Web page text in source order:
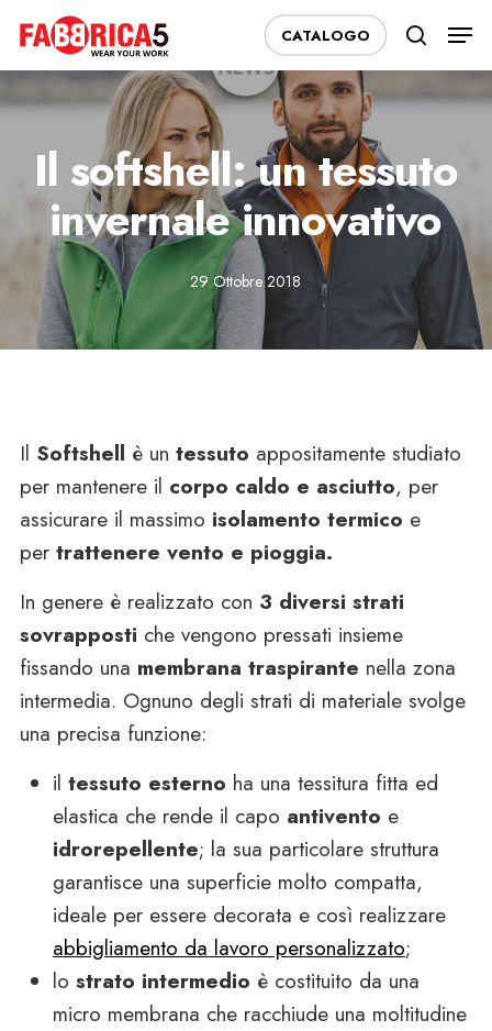
main
CATALOGO
search
Il softshell: un tessuto
invernale innovativo
29 Ottobre 2018
Il Softshell è un tessuto appositamente studiato
per mantenere il corpo caldo e asciutto, per
assicurare il massimo isolamento termico e
per trattenere vento e pioggia.
In genere è realizzato con 3 diversi strati
sovrapposti che vengono pressati insieme
fissando una membrana traspirante nella zona
intermedia. Ognuno degli strati di materiale svolge
una precisa funzione:
il tessuto esterno ha una tessitura fitta ed
elastica che rende il capo antivento e
idrorepellente; la sua particolare struttura
garantisce una superficie molto compatta,
ideale per essere decorata e così realizzare
abbigliamento da lavoro personalizzato;
lo strato intermedio è costituito da una
micro membrana che racchiude una moltitudine